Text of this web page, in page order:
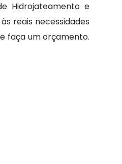
Hidrojateamento e
reais necessidades
faça um orçamento.